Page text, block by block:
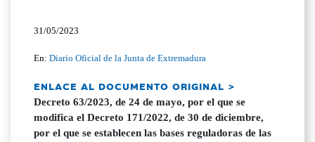
31/05/2023
En:Diario Oficial de la Junta de Extremadura
ENLACE AL DOCUMENTO ORIGINAL >
Decreto 63/2023, de 24 de mayo, por el que se
modifica el Decreto 171/2022, de 30 de diciembre,
por el que se establecen las bases reguladoras de las